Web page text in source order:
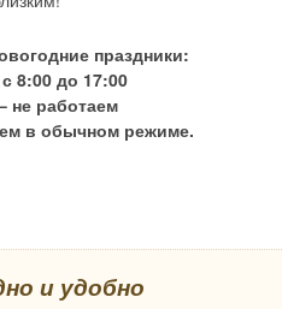
праздники:
8:00 до 17:00
не работаем
в обычном режиме.
и удобно